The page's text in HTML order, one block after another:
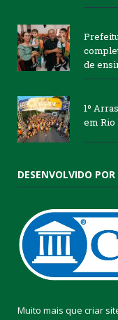
de
1º
em Rio
DESENVOLVIDO
Muito mais que criar